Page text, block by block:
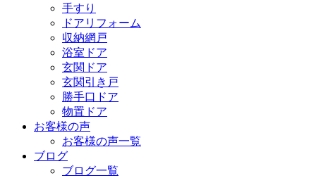
手すり
ドアリフォーム
収納網戸
浴室ドア
玄関ドア
玄関引き戸
勝手口ドア
物置ドア
お客様の声
お客様の声一覧
ブログ
ブログ一覧